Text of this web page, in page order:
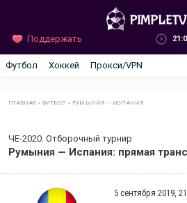
Поддержать
Футбол Хоккей Прокси/VPN
ГЛАВНАЯ »ФУТБОЛ » РУМЫНИЯ — ИСПАНИЯ
ЧЕ-2020. Отборочный турнир
Румыния — Испания: прямая
5 сентября 2019,